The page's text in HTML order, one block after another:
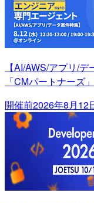
【AI/AWS/アプリ/
「CMパートナーズ
開催前2026年8月12